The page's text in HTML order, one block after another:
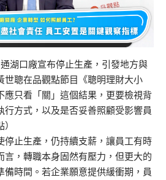
湖口廠宣布停止生產，引發地方與
世聰在品觀點節目《聰明理財大小
應只看「關」這個結果，更要檢視背
行方式，以及是否妥善照顧受影響員
停止生產，仍持續支薪，讓員工有時
言，轉職本身固然有壓力，但更大的
備時間。若企業願意提供緩衝期，員